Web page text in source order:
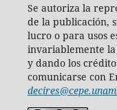
Se autoriza la
de la publicación,
lucro o para usos
invariablemente
y dando los
comunicarse con